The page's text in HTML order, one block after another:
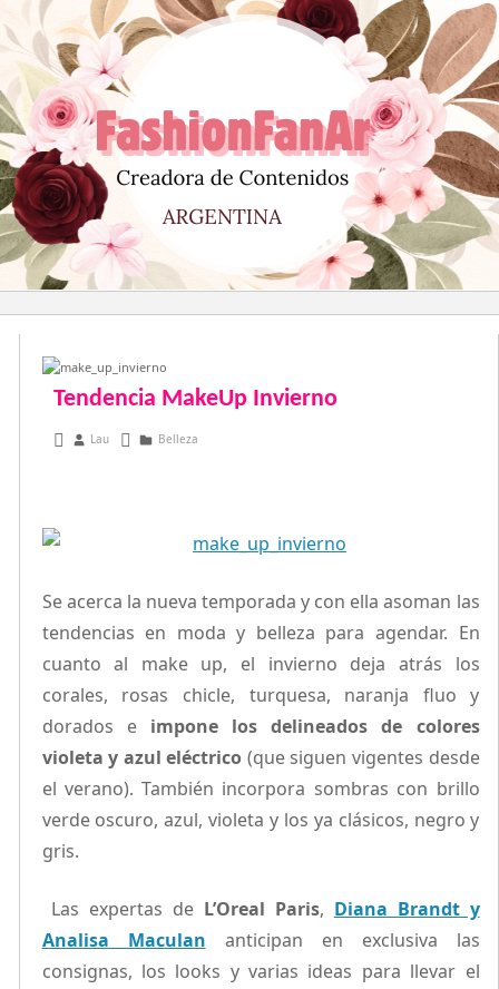
al
contenido
Tendencia MakeUp Invierno
febrero 15, 2013
Lau Belleza
Se acerca la nueva temporada y con ella asoman las
tendencias en moda y belleza para agendar. En
cuanto al make up, el invierno deja atrás los
corales, rosas chicle, turquesa, naranja fluo y
dorados e impone los delineados de colores
violeta y azul eléctrico (que siguen vigentes desde
el verano). También incorpora sombras con brillo
verde oscuro, azul, violeta y los ya clásicos, negro y
gris.
Las expertas de L’Oreal Paris, Diana Brandt y
Analisa Maculan anticipan en exclusiva las
consignas, los looks y varias ideas para llevar el